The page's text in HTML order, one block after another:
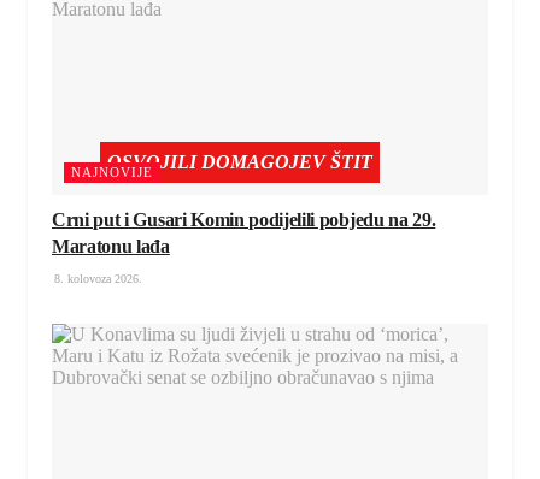
OSVOJILI DOMAGOJEV ŠTIT
NAJNOVIJE
Crni put i Gusari Komin podijelili pobjedu na 29.
Maratonu lađa
8. kolovoza 2026.